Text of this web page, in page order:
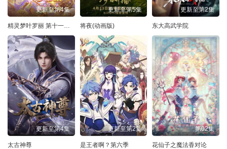
更新至第4集
精灵梦叶罗丽 第十一季（下）
更新至第5集
将夜(动画版)
更新至第2集
东大高武学院
更新至第4集
太古神尊
更新至第2集
是王者啊？第六季
第02集
花仙子之魔法香对论